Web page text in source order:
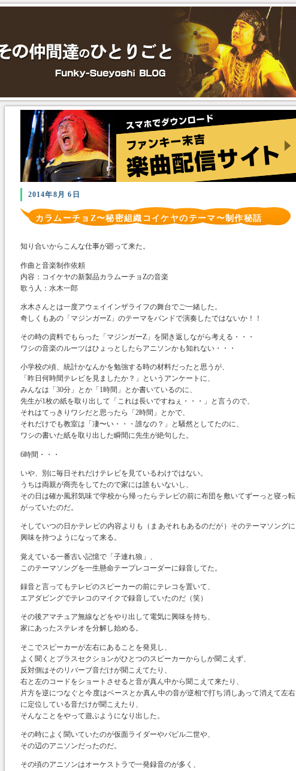
2014年8月 6日
カラムーチョZ〜秘密組織コイケヤのテーマ〜制作秘話
知り合いからこんな仕事が廻って来た。
作曲と音楽制作依頼
内容：コイケヤの新製品カラムーチョZの音楽
歌う人：水木一郎
水木さんとは一度アウェイインザライフの舞台でご一緒した。
奇しくもあの「マジンガーZ」のテーマをバンドで演奏したではないか！！
その時の資料でもらった「マジンガーZ」を聞き返しながら考える・・・
ワシの音楽のルーツはひょっとしたらアニソンかも知れない・・・
小学校の頃、統計かなんかを勉強する時の材料だったと思うが、
「昨日何時間テレビを見ましたか？」というアンケートに、
みんなは「30分」とか「1時間」とか書いているのに、
先生が1枚の紙を取り出して「これは長いですねぇ・・・」と言うので、
それはてっきりワシだと思ったら「2時間」とかで、
それだけでも教室は「凄〜い・・・誰なの？」と騒然としてたのに、
ワシの書いた紙を取り出した瞬間に先生が絶句した。
6時間・・・
いや、別に毎日それだけテレビを見ているわけではない。
うちは両親が商売をしてたので家には誰もいないし、
その日は確か風邪気味で学校から帰ったらテレビの前に布団を敷いてずーっと寝っ転
がっていたのだ。
そしていつの日かテレビの内容よりも（まあそれもあるのだが）そのテーマソングに
興味を持つようになって来る。
覚えている一番古い記憶で「子連れ狼」、
このテーマソングを一生懸命テープレコーダーに録音してた。
録音と言ってもテレビのスピーカーの前にテレコを置いて、
エアダビングでテレコのマイクで録音していたのだ（笑）
その後アマチュア無線などをやり出して電気に興味を持ち、
家にあったステレオを分解し始める。
そこでスピーカーが左右にあることを発見し、
よく聞くとブラスセクションがひとつのスピーカーからしか聞こえず、
反対側はそのリバーブ音だけが聞こえてたり、
右と左のコードをショートさせると音が真ん中から聞こえて来たり、
片方を逆につなぐと今度はベースとか真ん中の音が逆相で打ち消しあって消えて左右
に定位している音だけが聞こえたり、
そんなことをやって遊ぶようになり出した。
その時によく聞いていたのが仮面ライダーやバビル二世や、
その辺のアニソンだったのだ。
その頃のアニソンはオーケストラで一発録音のが多く、